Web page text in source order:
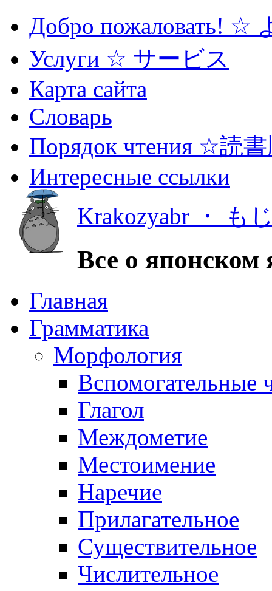
Добро пожаловать! ☆
Услуги ☆ サービス
Карта сайта
Словарь
Порядок чтения ☆読
Интересные ссылки
Krakozyabr ・ も
Все о японском
Главная
Грамматика
Морфология
Вспомогательные
Глагол
Междометие
Местоимение
Наречие
Прилагательное
Существительное
Числительное